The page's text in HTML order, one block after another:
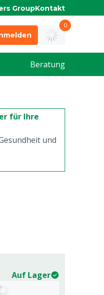
GroupKontakt
0
Beratung
für Ihre
und
Auf Lager